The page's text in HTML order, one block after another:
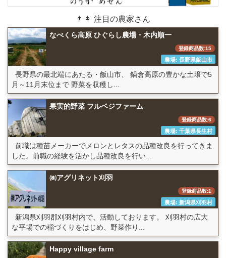
👨👩 注目の農家さん
なべくら高原 ひぐらし農場・木内順一
登録商品数:15
農場: 長野県飯山市
長野県の最北端にあたる・飯山市、 鍋倉高原の豊かな土壌で5
月～11月末位まで 野菜を収穫し...
果実的野菜 フルベジファーム
登録商品数:6
農場: 千葉県長生村
前職は種苗メーカーでメロンとレタスの品種改良を行ってきま
した。前職の経験を活かし品種改良を行い...
㈱アグリネット刈羽
登録商品数:1
農場: 新潟県刈羽村
新潟県刈羽郡刈羽村内で、活動しております。 刈羽村の広大
な平場での稲づくりをはじめ、野菜作り...
Happy village farm